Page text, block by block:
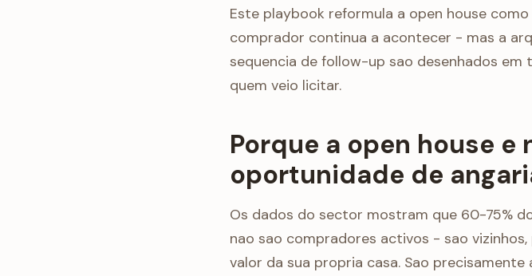
Este playbook reformula a open house
comprador continua a acontecer - mas a
sequencia de follow-up sao desenhados
quem veio licitar.
Porque a open house e
oportunidade de
Os dados do sector mostram que 60-75%
nao sao compradores activos - sao
valor da sua propria casa. Sao